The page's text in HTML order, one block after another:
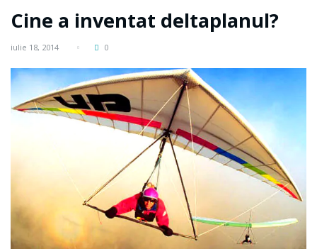
Cine a inventat deltaplanul?
iulie 18, 2014 0